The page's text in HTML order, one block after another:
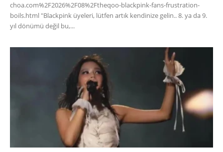
choa.com%2F2026%2F08%2Ftheqoo-blackpink-fans-frustration-
boils.html "Blackpink üyeleri, lütfen artık kendinize gelin.. 8. ya da 9.
yıl dönümü değil bu,...